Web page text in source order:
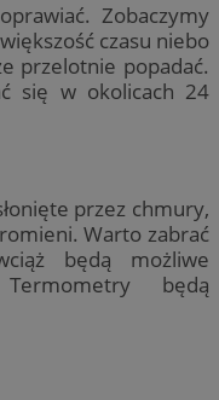
Zobaczymy
czasu niebo
przelotnie popadać.
się w okolicach 24
przez chmury,
Warto zabrać
będą możliwe
będą